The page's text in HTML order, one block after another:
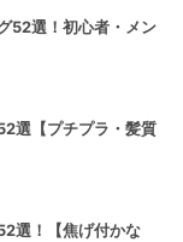
52選！初心者・メン
選【プチプラ・髪質
選！【焦げ付かな